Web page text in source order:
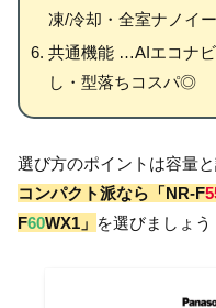
凍/冷却・全室ナノイ
共通機能 …AIエコナ
し・型落ちコスパ◎
選び方のポイントは容量と
コンパクト派なら「NR-F
F60WX1」 を選びましょう